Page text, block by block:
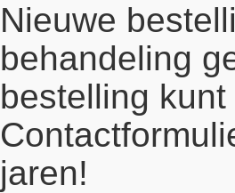
Nieuwe
behandeling
bestelling
jaren!